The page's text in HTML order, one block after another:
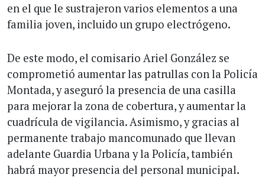
en el que le sustrajeron varios elementos a una
familia joven, incluido un grupo electrógeno.
De este modo, el comisario Ariel González se
comprometió aumentar las patrullas con la Policía
Montada, y aseguró la presencia de una casilla
para mejorar la zona de cobertura, y aumentar la
cuadrícula de vigilancia. Asimismo, y gracias al
permanente trabajo mancomunado que llevan
adelante Guardia Urbana y la Policía, también
habrá mayor presencia del personal municipal.